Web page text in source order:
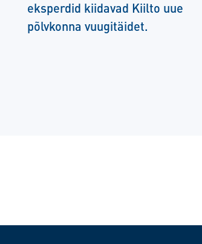
eksperdid kiidavad Kiilto uue
põlvkonna vuugitäidet.